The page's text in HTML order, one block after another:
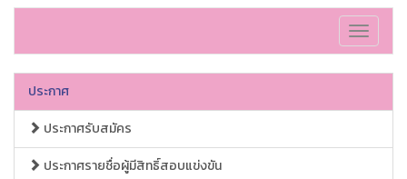
Toggle
ประกาศ
ประกาศรับสมัคร
ประกาศรายชื่อผู้มีสิทธิ์สอบแข่งขัน